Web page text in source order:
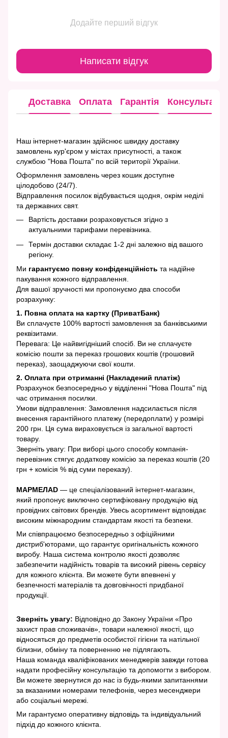
Додайте перший відгук
Написати відгук
Доставка Оплата Гарантія Консультація
Наш інтернет-магазин здійснює швидку доставку
замовлень кур'єром у містах присутності, а також
службою "Нова Пошта" по всій території України.
Оформлення замовлень через кошик доступне
цілодобово (24/7).
Відправлення посилок відбувається щодня, окрім неділі
та державних свят.
Вартість доставки розраховується згідно з
актуальними тарифами перевізника.
Термін доставки складає 1-2 дні залежно від вашого
регіону.
Ми гарантуємо повну конфіденційність та надійне
пакування кожного відправлення.
Для вашої зручності ми пропонуємо два способи
розрахунку:
1. Повна оплата на картку (ПриватБанк)
Ви сплачуєте 100% вартості замовлення за банківськими
реквізитами.
Перевага: Це найвигідніший спосіб. Ви не сплачуєте
комісію пошти за переказ грошових коштів (грошовий
переказ), заощаджуючи свої кошти.
2. Оплата при отриманні (Накладений платіж)
Розрахунок безпосередньо у відділенні "Нова Пошта" під
час отримання посилки.
Умови відправлення: Замовлення надсилається після
внесення гарантійного платежу (передоплати) у розмірі
200 грн. Ця сума вираховується із загальної вартості
товару.
Зверніть увагу: При виборі цього способу компанія-
перевізник стягує додаткову комісію за переказ коштів (20
грн + комісія % від суми переказу).
МАРМЕЛАD — це спеціалізований інтернет-магазин,
який пропонує виключно сертифіковану продукцію від
провідних світових брендів. Увесь асортимент відповідає
високим міжнародним стандартам якості та безпеки.
Ми співпрацюємо безпосередньо з офіційними
дистриб'юторами, що гарантує оригінальність кожного
виробу. Наша система контролю якості дозволяє
забезпечити надійність товарів та високий рівень сервісу
для кожного клієнта. Ви можете бути впевнені у
безпечності матеріалів та довговічності придбаної
продукції.
Зверніть увагу: Відповідно до Закону України «Про
захист прав споживачів», товари належної якості, що
відносяться до предметів особистої гігієни та натільної
білизни, обміну та поверненню не підлягають.
Наша команда кваліфікованих менеджерів завжди готова
надати професійну консультацію та допомогти з вибором.
Ви можете звернутися до нас із будь-якими запитаннями
за вказаними номерами телефонів, через месенджери
або соціальні мережі.
Ми гарантуємо оперативну відповідь та індивідуальний
підхід до кожного клієнта.